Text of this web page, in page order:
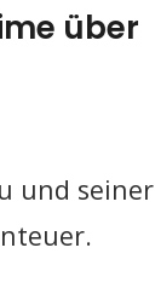
über
und seiner